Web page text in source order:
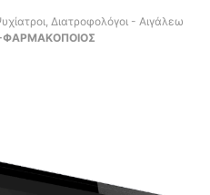
Διατροφολόγοι - Αιγάλεω
ΦΑΡΜΑΚΟΠΟΙΟΣ